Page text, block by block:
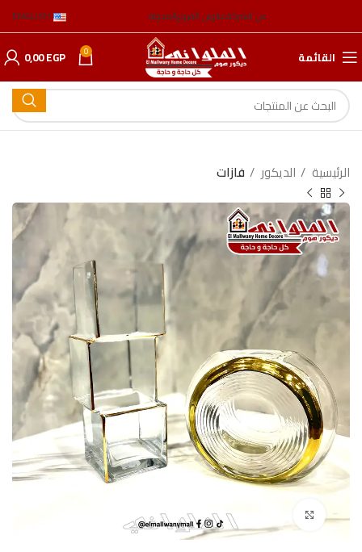
عن الشركةعناوين الفروعالمدونة ENGLISH
القائمة 0
0,00EGP
الرئيسية الدیكور فازات